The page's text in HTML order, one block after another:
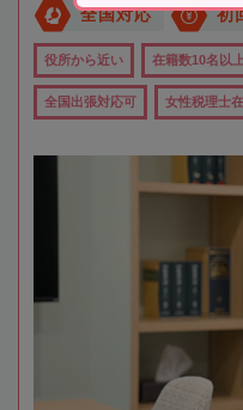
全国対応 初
役所から近い 在籍数10名以上
全国出張対応可 女性税理士